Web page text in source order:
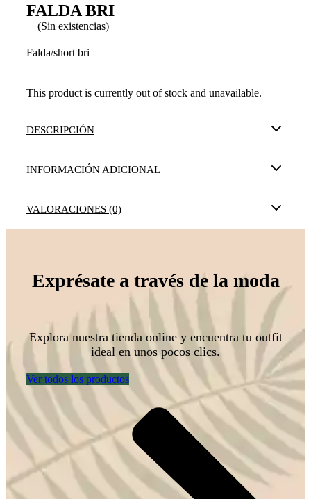
FALDA BRI
(Sin existencias)
Falda/short bri
This product is currently out of stock and unavailable.
DESCRIPCIÓN
INFORMACIÓN ADICIONAL
VALORACIONES (0)
Exprésate a través de la moda
Explora nuestra tienda online y encuentra tu outfit
ideal en unos pocos clics.
Ver todos los productos